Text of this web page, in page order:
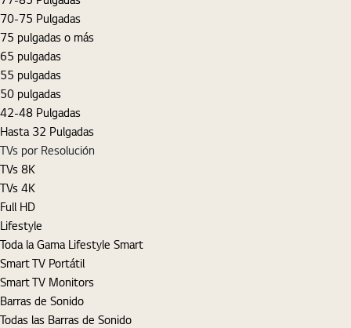
70-75 Pulgadas
75 pulgadas o más
65 pulgadas
55 pulgadas
50 pulgadas
42-48 Pulgadas
Hasta 32 Pulgadas
TVs por Resolución
TVs 8K
TVs 4K
Full HD
Lifestyle
Toda la Gama Lifestyle Smart
Smart TV Portátil
Smart TV Monitors
Barras de Sonido
Todas las Barras de Sonido